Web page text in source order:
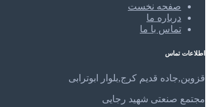
صفحه نخست
درباره ما
تماس با ما
اطلاعات تماس
قزوین,جاده قدیم کرج,بلوار ابوترابی
مجتمع صنعتی شهید رجایی